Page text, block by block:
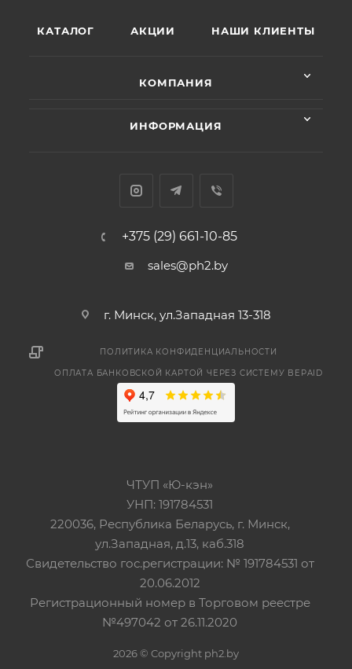
КАТАЛОГ АКЦИИ НАШИ КЛИЕНТЫ
КОМПАНИЯ
ИНФОРМАЦИЯ
+375 (29) 661-10-85
sales@ph2.by
г. Минск, ул.Западная 13-318
ПОЛИТИКА КОНФИДЕНЦИАЛЬНОСТИ
ОПЛАТА БАНКОВСКОЙ КАРТОЙ ЧЕРЕЗ СИСТЕМУ BEPAID
ЧТУП «Ю-кэн»
УНП: 191784531
220036, Республика Беларусь, г. Минск,
ул.Западная, д.13, каб.318
Свидетельство гос.регистрации: № 191784531 от
20.06.2012
Регистрационный номер в Торговом реестре
№497042 от 26.11.2020
2026 © Copyright ph2.by